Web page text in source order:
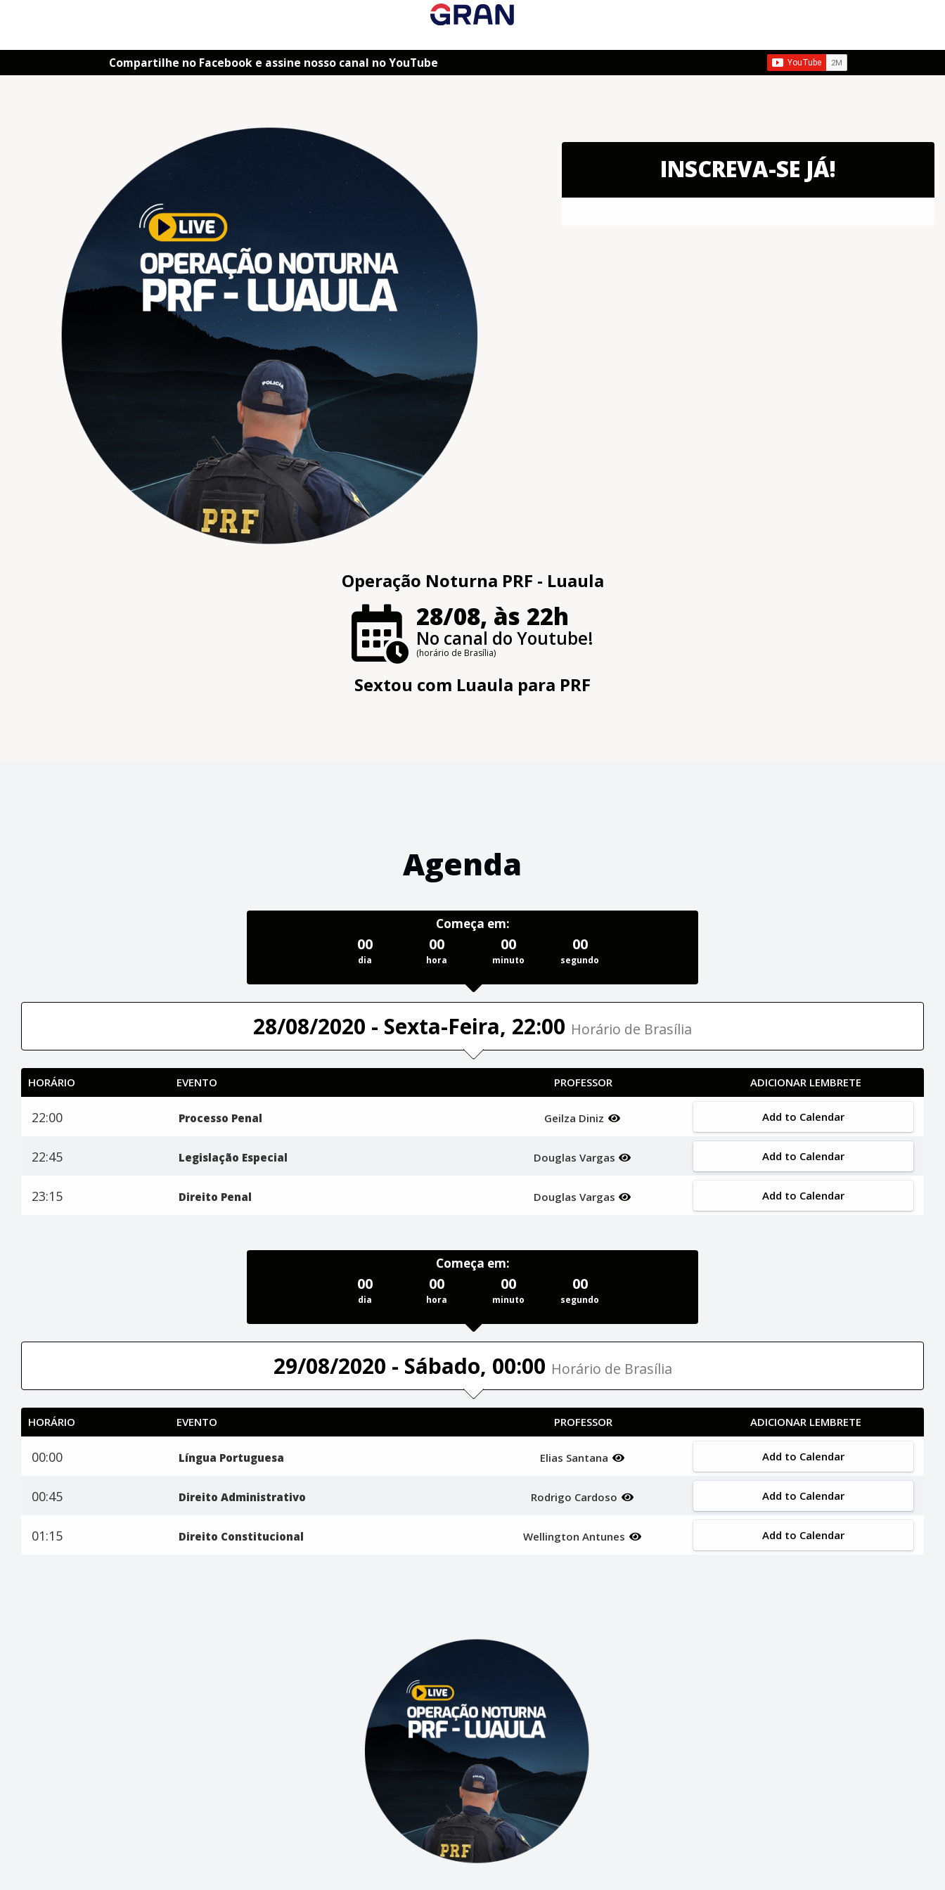
Compartilhe no Facebook e assine nosso canal no YouTube
INSCREVA-SE JÁ!
Operação Noturna PRF - Luaula
28/08, às 22h
No canal do Youtube!
(horário de Brasília)
Sextou com Luaula para PRF
Agenda
Começa em:
00
dia
00
hora
00
minuto
00
segundo
28/08/2020 - Sexta-Feira, 22:00 Horário de Brasília
HORÁRIO EVENTO PROFESSOR ADICIONAR LEMBRETE
22:00 Processo Penal Geilza Diniz Add to Calendar
22:45 Legislação Especial Douglas Vargas Add to Calendar
23:15 Direito Penal Douglas Vargas Add to Calendar
Começa em:
00
dia
00
hora
00
minuto
00
segundo
29/08/2020 - Sábado, 00:00 Horário de Brasília
HORÁRIO EVENTO PROFESSOR ADICIONAR LEMBRETE
00:00 Língua Portuguesa Elias Santana Add to Calendar
00:45 Direito Administrativo Rodrigo Cardoso Add to Calendar
01:15 Direito Constitucional Wellington Antunes Add to Calendar